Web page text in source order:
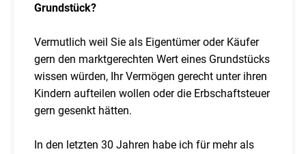
Grundstück?
Vermutlich weil Sie als Eigentümer oder Käufer
gern den marktgerechten Wert eines Grundstücks
wissen würden, Ihr Vermögen gerecht unter ihren
Kindern aufteilen wollen oder die Erbschaftsteuer
gern gesenkt hätten.
In den letzten 30 Jahren habe ich für mehr als